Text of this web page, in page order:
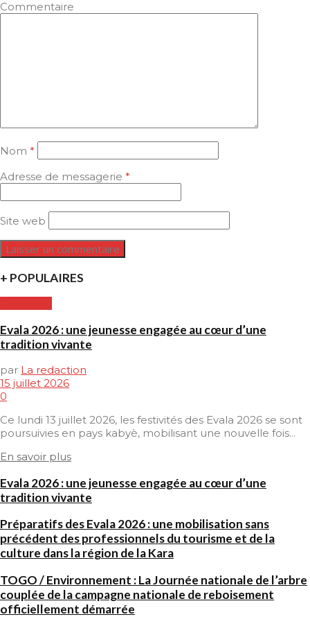
Commentaire
Nom *
Adresse de messagerie *
Site web
+ POPULAIRES
Evala 2026 : une jeunesse engagée au cœur d’une
tradition vivante
par La redaction
15 juillet 2026
0
Ce lundi 13 juillet 2026, les festivités des Evala 2026 se sont
poursuivies en pays kabyè, mobilisant une nouvelle fois...
En savoir plus
Evala 2026 : une jeunesse engagée au cœur d’une
tradition vivante
Préparatifs des Evala 2026 : une mobilisation sans
précédent des professionnels du tourisme et de la
culture dans la région de la Kara
TOGO / Environnement : La Journée nationale de l’arbre
couplée de la campagne nationale de reboisement
officiellement démarrée